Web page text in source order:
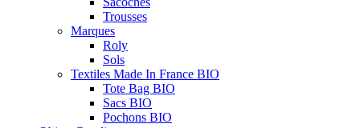
Trousses
Marques
Roly
Sols
Textiles Made In France BIO
Tote Bag BIO
Sacs BIO
Pochons BIO